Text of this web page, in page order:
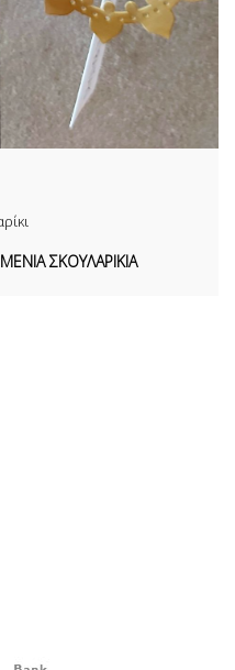
ΣΚΟΥΛΑΡΙΚΙΑ